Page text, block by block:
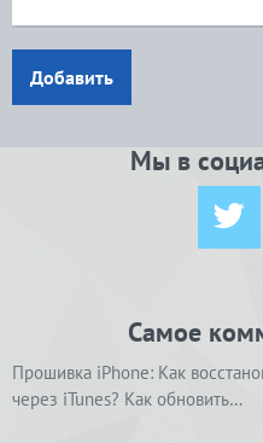
Добавить
Мы в
Самое
Прошивка iPhone: Как
через iTunes? Как обновить…